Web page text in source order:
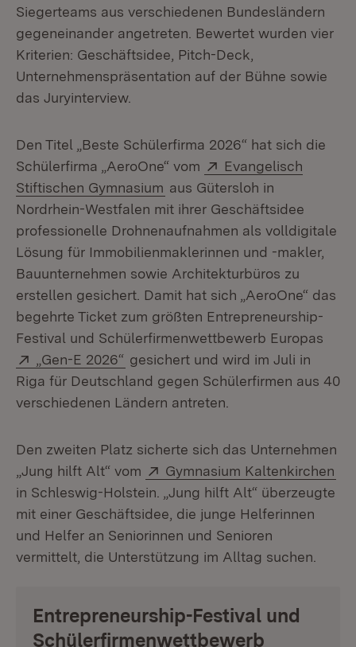
Siegerteams aus verschiedenen Bundesländern
gegeneinander angetreten. Bewertet wurden vier
Kriterien: Geschäftsidee, Pitch-Deck,
Unternehmenspräsentation auf der Bühne sowie
das Juryinterview.
Den Titel „Beste Schülerfirma 2026“ hat sich die
Schülerfirma „AeroOne“ vom
Extern:
Evangelisch
Stiftischen Gymnasium (Öffnet in neuem Fenster)
aus Gütersloh in
Nordrhein-Westfalen mit ihrer Geschäftsidee
professionelle Drohnenaufnahmen als volldigitale
Lösung für Immobilienmaklerinnen und -makler,
Bauunternehmen sowie Architekturbüros zu
erstellen gesichert. Damit hat sich „AeroOne“ das
begehrte Ticket zum größten Entrepreneurship-
Festival und Schülerfirmenwettbewerb Europas
Extern:
„Gen-E 2026“ (Öffnet in neuem Fenster)
gesichert und wird im Juli in
Riga für Deutschland gegen Schülerfirmen aus 40
verschiedenen Ländern antreten.
Den zweiten Platz sicherte sich das Unternehmen
„Jung hilft Alt“ vom
Extern:
Gymnasium Kaltenkirchen
in Schleswig-Holstein. „Jung hilft Alt“ überzeugte
mit einer Geschäftsidee, die junge Helferinnen
und Helfer an Seniorinnen und Senioren
vermittelt, die Unterstützung im Alltag suchen.
Entrepreneurship-Festival und
Schülerfirmenwettbewerb